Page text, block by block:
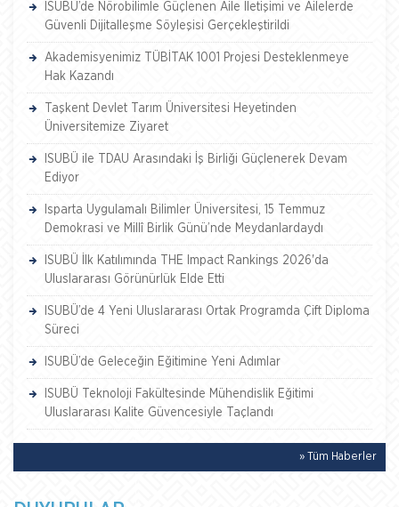
ISUBÜ’de Nörobilimle Güçlenen Aile İletişimi ve Ailelerde
Güvenli Dijitalleşme Söyleşisi Gerçekleştirildi
Akademisyenimiz TÜBİTAK 1001 Projesi Desteklenmeye
Hak Kazandı
Taşkent Devlet Tarım Üniversitesi Heyetinden
Üniversitemize Ziyaret
ISUBÜ ile TDAU Arasındaki İş Birliği Güçlenerek Devam
Ediyor
Isparta Uygulamalı Bilimler Üniversitesi, 15 Temmuz
Demokrasi ve Millî Birlik Günü’nde Meydanlardaydı
ISUBÜ İlk Katılımında THE Impact Rankings 2026'da
Uluslararası Görünürlük Elde Etti
ISUBÜ’de 4 Yeni Uluslararası Ortak Programda Çift Diploma
Süreci
ISUBÜ’de Geleceğin Eğitimine Yeni Adımlar
ISUBÜ Teknoloji Fakültesinde Mühendislik Eğitimi
Uluslararası Kalite Güvencesiyle Taçlandı
» Tüm Haberler